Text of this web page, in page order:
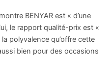
BENYAR est « d’une
le rapport qualité-prix est «
polyvalence qu’offre cette
bien pour des occasions